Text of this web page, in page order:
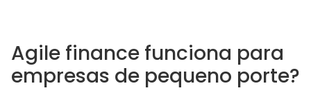
Agile finance funciona para
empresas de pequeno porte?